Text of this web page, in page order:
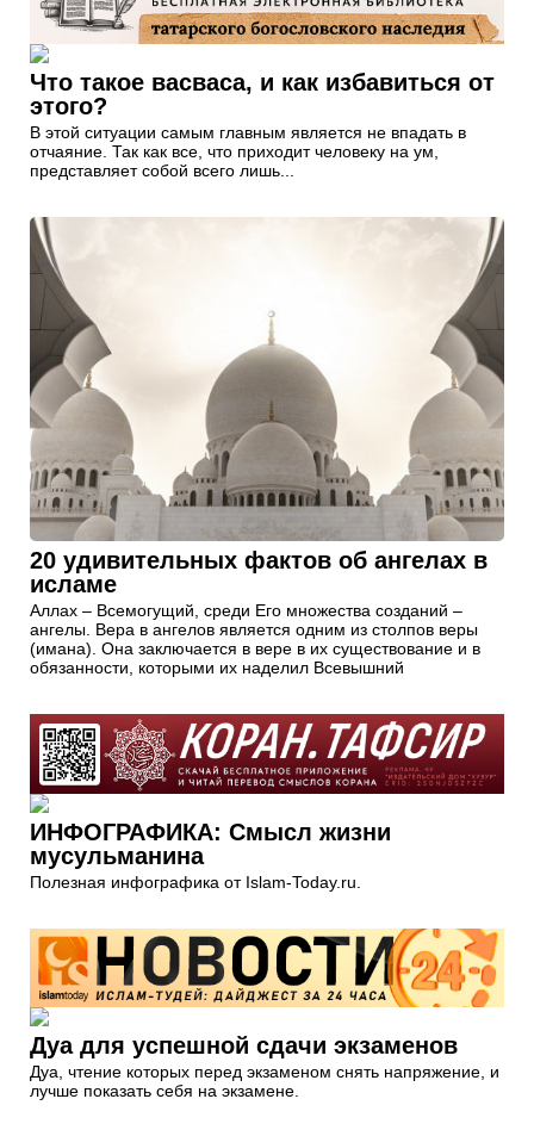
Что такое васваса, и как избавиться от
этого?
В этой ситуации самым главным является не впадать в
отчаяние. Так как все, что приходит человеку на ум,
представляет собой всего лишь...
20 удивительных фактов об ангелах в
исламе
Аллах – Всемогущий, среди Его множества созданий –
ангелы. Вера в ангелов является одним из столпов веры
(имана). Она заключается в вере в их существование и в
обязанности, которыми их наделил Всевышний
ИНФОГРАФИКА: Смысл жизни
мусульманина
Полезная инфографика от Islam-Today.ru.
Дуа для успешной сдачи экзаменов
Дуа, чтение которых перед экзаменом снять напряжение, и
лучше показать себя на экзамене.